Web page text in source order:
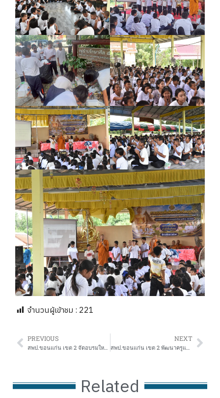
จำนวนผู้เข้าชม : 221
PREVIOUS
สพป.ขอนแก่น เขต 2 จัดอบรมใหญ่! ติวเข้มครูผู้ช่วย เสริมสมรรถนะเทคโนโลยี – ภาษา สู่ครูมืออาชีพ
NEXT
สพป.ขอนแก่น เขต 2 พัฒนาครูแกนนำ ดึงเทคโนโลยี AI วิเคราะห์ข้อมูลประเมินผล RT/NT/O-NET ยกระดับศักยภาพผู้เรียนรายบุคคล
Related